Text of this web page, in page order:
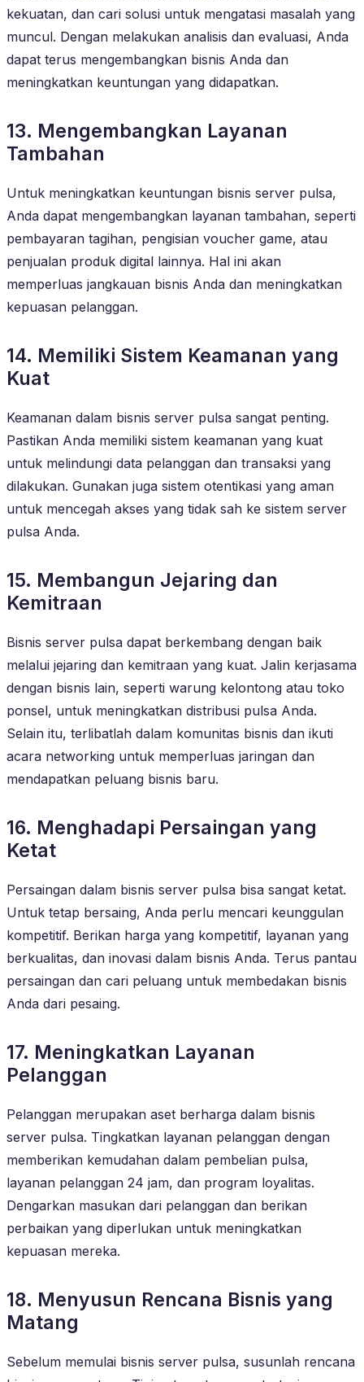
kekuatan, dan cari solusi untuk mengatasi masalah yang
muncul. Dengan melakukan analisis dan evaluasi, Anda
dapat terus mengembangkan bisnis Anda dan
meningkatkan keuntungan yang didapatkan.
13. Mengembangkan Layanan
Tambahan
Untuk meningkatkan keuntungan bisnis server pulsa,
Anda dapat mengembangkan layanan tambahan, seperti
pembayaran tagihan, pengisian voucher game, atau
penjualan produk digital lainnya. Hal ini akan
memperluas jangkauan bisnis Anda dan meningkatkan
kepuasan pelanggan.
14. Memiliki Sistem Keamanan yang
Kuat
Keamanan dalam bisnis server pulsa sangat penting.
Pastikan Anda memiliki sistem keamanan yang kuat
untuk melindungi data pelanggan dan transaksi yang
dilakukan. Gunakan juga sistem otentikasi yang aman
untuk mencegah akses yang tidak sah ke sistem server
pulsa Anda.
15. Membangun Jejaring dan
Kemitraan
Bisnis server pulsa dapat berkembang dengan baik
melalui jejaring dan kemitraan yang kuat. Jalin kerjasama
dengan bisnis lain, seperti warung kelontong atau toko
ponsel, untuk meningkatkan distribusi pulsa Anda.
Selain itu, terlibatlah dalam komunitas bisnis dan ikuti
acara networking untuk memperluas jaringan dan
mendapatkan peluang bisnis baru.
16. Menghadapi Persaingan yang
Ketat
Persaingan dalam bisnis server pulsa bisa sangat ketat.
Untuk tetap bersaing, Anda perlu mencari keunggulan
kompetitif. Berikan harga yang kompetitif, layanan yang
berkualitas, dan inovasi dalam bisnis Anda. Terus pantau
persaingan dan cari peluang untuk membedakan bisnis
Anda dari pesaing.
17. Meningkatkan Layanan
Pelanggan
Pelanggan merupakan aset berharga dalam bisnis
server pulsa. Tingkatkan layanan pelanggan dengan
memberikan kemudahan dalam pembelian pulsa,
layanan pelanggan 24 jam, dan program loyalitas.
Dengarkan masukan dari pelanggan dan berikan
perbaikan yang diperlukan untuk meningkatkan
kepuasan mereka.
18. Menyusun Rencana Bisnis yang
Matang
Sebelum memulai bisnis server pulsa, susunlah rencana